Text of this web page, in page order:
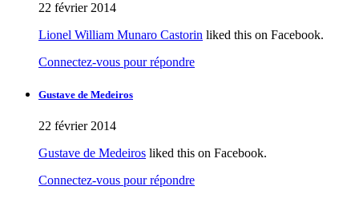
22 février 2014
Lionel William Munaro Castorin liked this on Facebook.
Connectez-vous pour répondre
Gustave de Medeiros
22 février 2014
Gustave de Medeiros liked this on Facebook.
Connectez-vous pour répondre